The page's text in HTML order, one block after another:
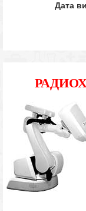
Дата